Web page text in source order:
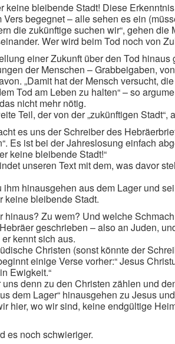
keine bleibende Stadt! Diese
Vers begegnet – alle sehen es ein
die zukünftige suchen wir“, gehen die
Wer wird beim Tod noch von
einer Zukunft über den Tod hinaus
der Menschen – Grabbeigaben,
„Damit hat der Mensch versucht,
Tod am Leben zu halten“ – so
nicht mehr nötig.
Teil, der von der „zukünftigen Stadt“,
es uns der Schreiber des
Es ist bei der Jahreslosung einfach
keine bleibende Stadt!“
unseren Text mit dem, was davor
ihm hinausgehen aus dem Lager und
keine bleibende Stadt.
hinaus? Zu wem? Und welche
geschrieben – also an Juden,
kennt sich aus.
Christen (sonst könnte der
einige Verse vorher:“ Jesus
Ewigkeit.“
denn zu den Christen zählen und
dem Lager“ hinausgehen zu Jesus
hier, wo wir sind, keine endgültige
es noch schwieriger.